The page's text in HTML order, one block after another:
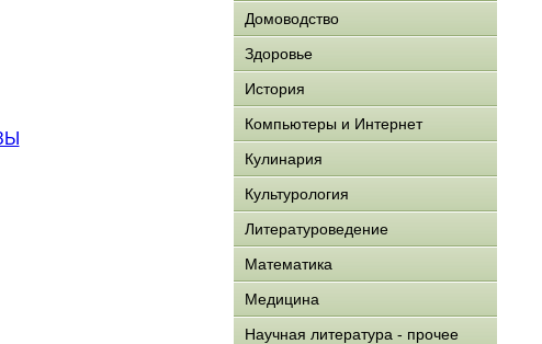
Домоводство
Здоровье
История
Компьютеры и Интернет
Кулинария
Культурология
Литературоведение
Математика
Медицина
Научная литература - прочее